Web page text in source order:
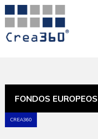
FONDOS EUROPEOS
CREA360